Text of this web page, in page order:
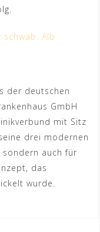
schwäb. Alb
der deutschen
GmbH
mit Sitz
drei modernen
sondern auch für
das
wurde.